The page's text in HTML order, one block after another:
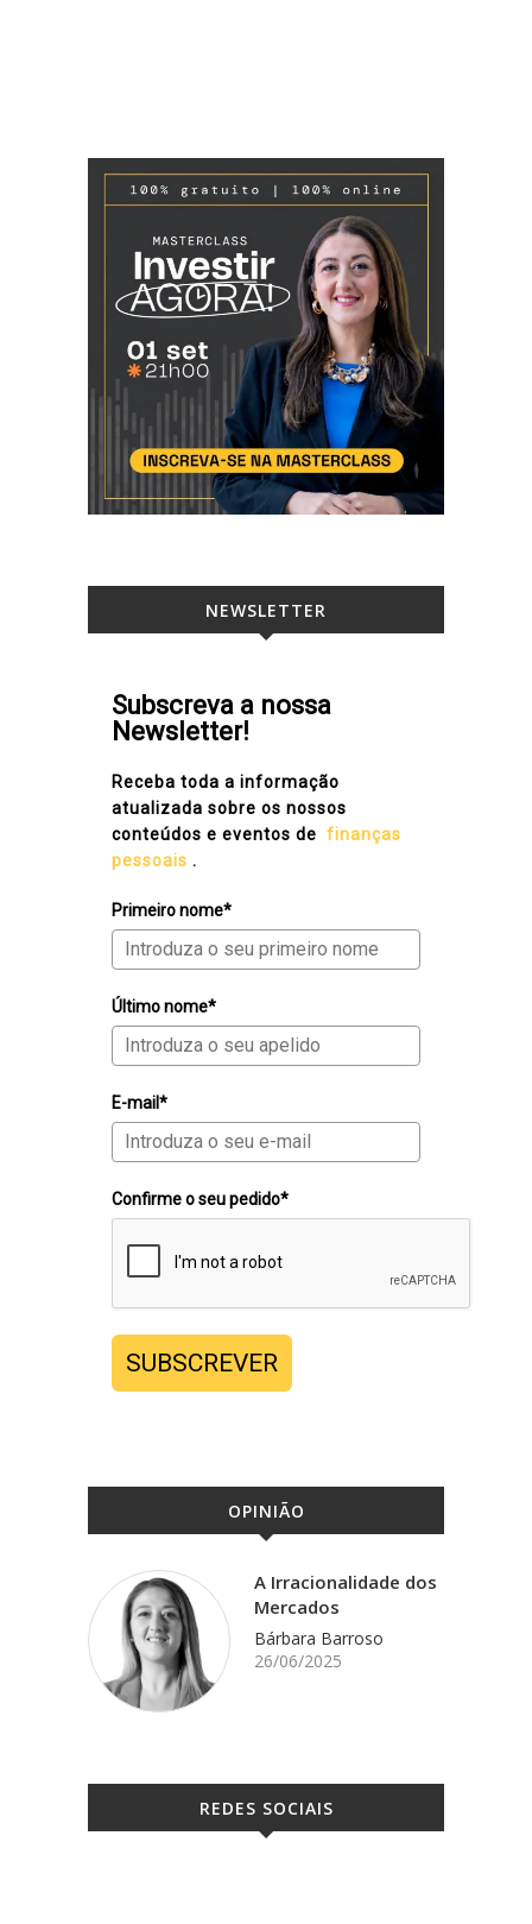
NEWSLETTER
Subscreva a nossa
Newsletter!
Receba toda a informação
atualizada sobre os nossos
conteúdos e eventos de finanças
pessoais .
Primeiro nome*
Último nome*
E-mail*
Confirme o seu pedido*
SUBSCREVER
OPINIÃO
A Irracionalidade dos
Mercados
Bárbara Barroso
26/06/2025
REDES SOCIAIS